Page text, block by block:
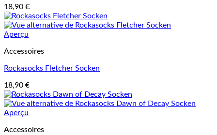
18,90 €
Aperçu
Accessoires
Rockasocks Fletcher Socken
18,90 €
Aperçu
Accessoires